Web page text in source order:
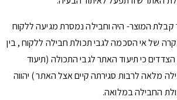
קבלת המוצר- היה וחבילה נמסרת מגיעה ללקוח
של אי הסכמה לגבי תכולת חבילה ללקוח , בין
כי תיעוד האתר לגבי התכולה (תיעוד
מלאה לרבות סגירתה קיים אצל האתר ) יהווה
החבילה במלואה.